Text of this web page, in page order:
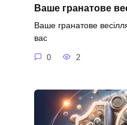
Ваше гранатове
Ваше гранатове
вас
0 2